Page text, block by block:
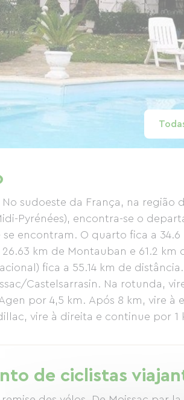
No sudoeste da França, na região
Pyrénées), encontra-se o
se encontram. O quarto fica a
26.63 km de Montauban e 61.2
fica a 55.14 km de
Castelsarrasin. Na rotunda,
por 4,5 km. Após 8 km, vire à
vire à direita e continue por 1
quarto: 2 adultos. Tipo: Quarto de
Possui uma cama queen-
de ciclistas